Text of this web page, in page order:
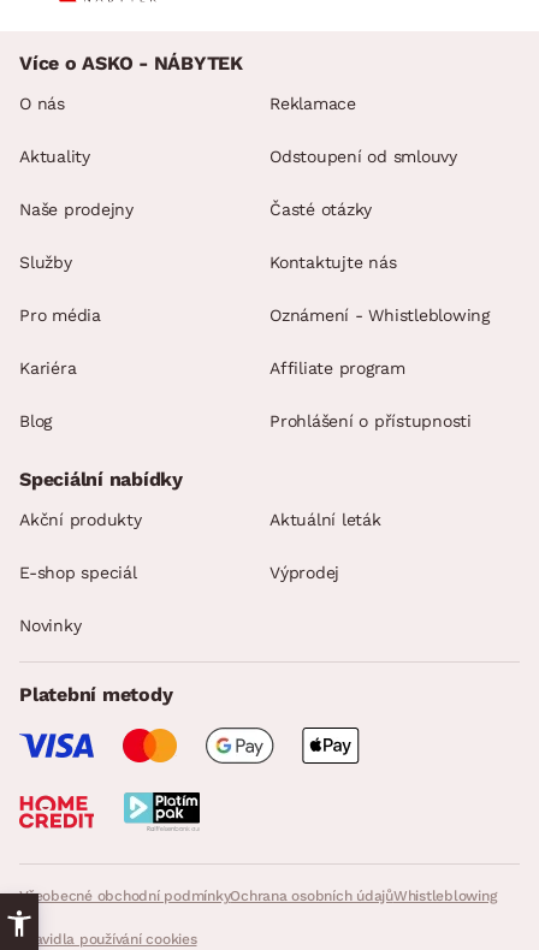
Více o ASKO - NÁBYTEK
O nás
Aktuality
Naše prodejny
Služby
Pro média
Kariéra
Blog
Reklamace
Odstoupení od smlouvy
Časté otázky
Kontaktujte nás
Oznámení - Whistleblowing
Affiliate program
Prohlášení o přístupnosti
Všeobecné obchodní podmínkyOchrana osobních údajůWhistleblowing
Pravidla používání cookies
Speciální nabídky
Akční produkty Aktuální leták
E-shop speciál Výprodej
Novinky
Platební metody